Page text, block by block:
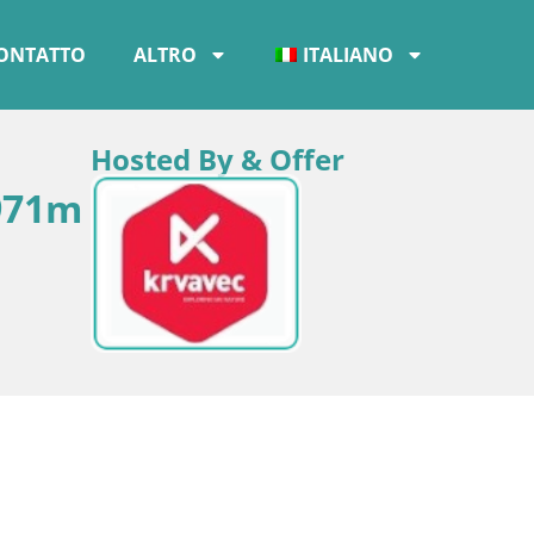
ALTRO ITALIANO
Hosted By & Offer